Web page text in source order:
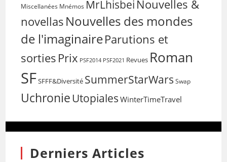
Miscellanées Mnémos MrLhisbei Nouvelles &
novellas Nouvelles des mondes
de l'imaginaireParutions et
sorties Prix PSF2014 PSF2021 Revues Roman
SFSFFF&Diversité SummerStarWars Swap
Uchronie Utopiales WinterTimeTravel
Derniers Articles